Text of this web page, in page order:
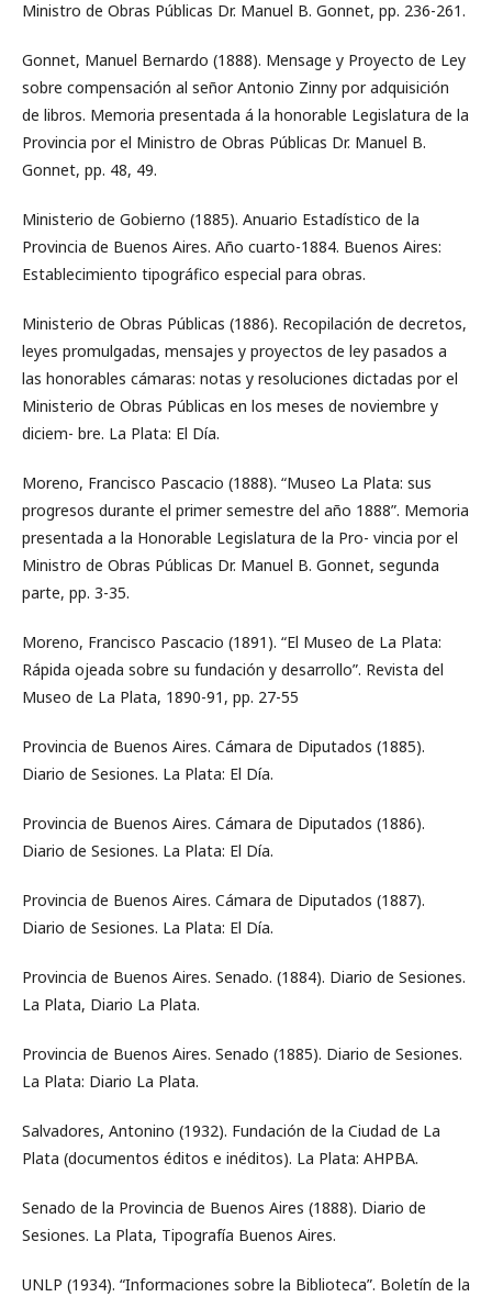
Ministro de Obras Públicas Dr. Manuel B. Gonnet, pp. 236-261.
Gonnet, Manuel Bernardo (1888). Mensage y Proyecto de Ley
sobre compensación al señor Antonio Zinny por adquisición
de libros. Memoria presentada á la honorable Legislatura de la
Provincia por el Ministro de Obras Públicas Dr. Manuel B.
Gonnet, pp. 48, 49.
Ministerio de Gobierno (1885). Anuario Estadístico de la
Provincia de Buenos Aires. Año cuarto-1884. Buenos Aires:
Establecimiento tipográfico especial para obras.
Ministerio de Obras Públicas (1886). Recopilación de decretos,
leyes promulgadas, mensajes y proyectos de ley pasados a
las honorables cámaras: notas y resoluciones dictadas por el
Ministerio de Obras Públicas en los meses de noviembre y
diciem- bre. La Plata: El Día.
Moreno, Francisco Pascacio (1888). “Museo La Plata: sus
progresos durante el primer semestre del año 1888”. Memoria
presentada a la Honorable Legislatura de la Pro- vincia por el
Ministro de Obras Públicas Dr. Manuel B. Gonnet, segunda
parte, pp. 3-35.
Moreno, Francisco Pascacio (1891). “El Museo de La Plata:
Rápida ojeada sobre su fundación y desarrollo”. Revista del
Museo de La Plata, 1890-91, pp. 27-55
Provincia de Buenos Aires. Cámara de Diputados (1885).
Diario de Sesiones. La Plata: El Día.
Provincia de Buenos Aires. Cámara de Diputados (1886).
Diario de Sesiones. La Plata: El Día.
Provincia de Buenos Aires. Cámara de Diputados (1887).
Diario de Sesiones. La Plata: El Día.
Provincia de Buenos Aires. Senado. (1884). Diario de Sesiones.
La Plata, Diario La Plata.
Provincia de Buenos Aires. Senado (1885). Diario de Sesiones.
La Plata: Diario La Plata.
Salvadores, Antonino (1932). Fundación de la Ciudad de La
Plata (documentos éditos e inéditos). La Plata: AHPBA.
Senado de la Provincia de Buenos Aires (1888). Diario de
Sesiones. La Plata, Tipografía Buenos Aires.
UNLP (1934). “Informaciones sobre la Biblioteca”. Boletín de la